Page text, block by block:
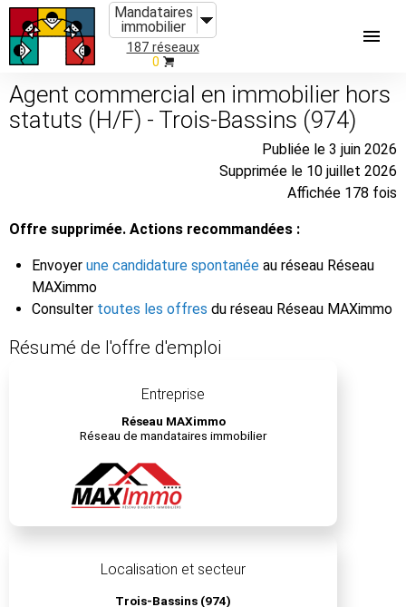
Mandataires
immobilier
187 réseaux
0
Agent commercial en immobilier hors
statuts (H/F) - Trois-Bassins (974)
Publiée le 3 juin 2026
Supprimée le 10 juillet 2026
Affichée 178 fois
Offre supprimée. Actions recommandées :
Envoyer une candidature spontanée au réseau Réseau
MAXimmo
Consulter toutes les offres du réseau Réseau MAXimmo
Résumé de l'offre d'emploi
Entreprise
Réseau MAXimmo
Réseau de mandataires immobilier
Localisation et secteur
Trois-Bassins (974)